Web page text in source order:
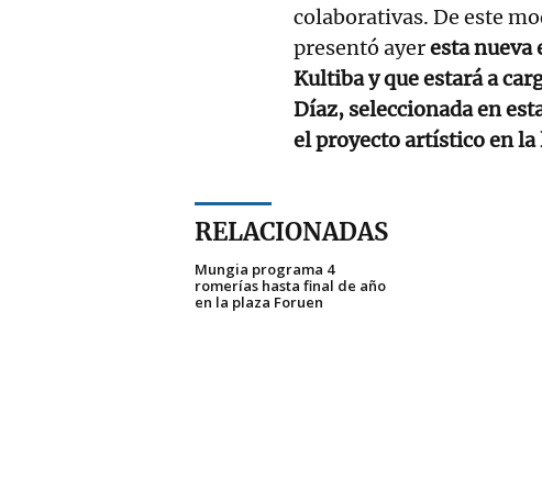
colaborativas. De este
presentó ayeresta nueva
Kultiba y que estará a
Díaz, seleccionada en
el proyecto artístico en la
RELACIONADAS
Mungia programa 4
romerías hasta final de año
en la plaza Foruen